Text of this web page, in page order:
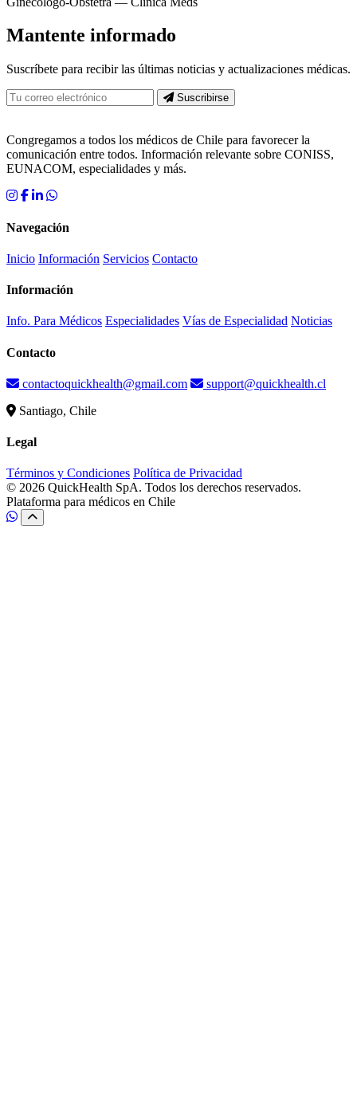
Mantente informado
Suscríbete para recibir las últimas noticias y actualizaciones médicas.
Suscribirse
Congregamos a todos los médicos de Chile para favorecer la
comunicación entre todos. Información relevante sobre CONISS,
EUNACOM, especialidades y más.
Navegación
Inicio Información Servicios Contacto
Información
Info. Para Médicos Especialidades Vías de Especialidad Noticias
Contacto
contactoquickhealth@gmail.com
support@quickhealth.cl
Santiago, Chile
Legal
Términos y Condiciones Política de Privacidad
© 2026 QuickHealth SpA. Todos los derechos reservados.
Plataforma para médicos en Chile